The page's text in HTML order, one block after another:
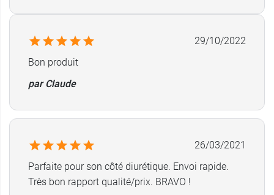
29/10/2022
Bon produit
par Claude
26/03/2021
Parfaite pour son côté diurétique. Envoi rapide.
Très bon rapport qualité/prix. BRAVO !